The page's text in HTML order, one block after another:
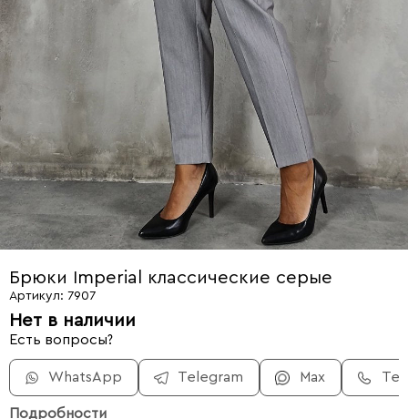
Брюки Imperial классические серые
Артикул: 7907
Нет в наличии
Есть вопросы?
WhatsApp Telegram Max
Подробности